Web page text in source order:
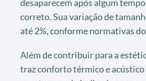
desaparecem após algum
correto. Sua variação de
até 2%, conforme normativas
Além de contribuir para a
traz conforto térmico e acústico